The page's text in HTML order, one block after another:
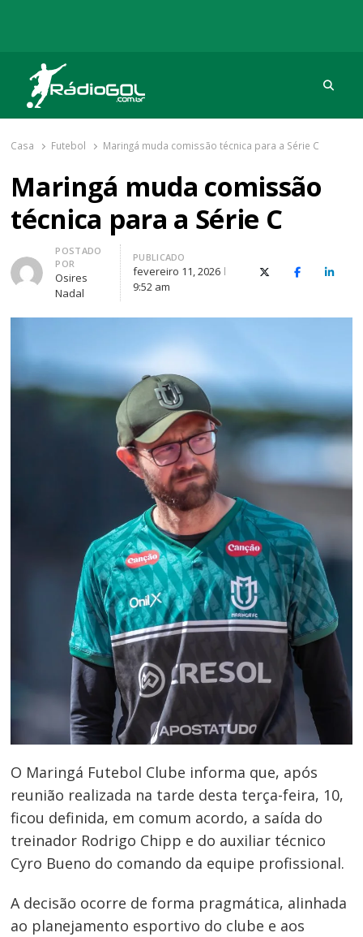
Rádio Gol
Há mais de 20 anos com as melhores coberturas
Casa Futebol Maringá muda comissão técnica para a Série C
Maringá muda comissão
técnica para a Série C
Autor
POSTADO
POR
Osires
Nadal
PUBLICADO
fevereiro 11, 2026
9:52 am
X (Twitter)Facebook
O
O Maringá Futebol Clube informa que, após
reunião realizada na tarde desta terça-feira, 10,
ficou definida, em comum acordo, a saída do
treinador Rodrigo Chipp e do auxiliar técnico
Cyro Bueno do comando da equipe profissional.
A decisão ocorre de forma pragmática, alinhada
ao planejamento esportivo do clube e aos